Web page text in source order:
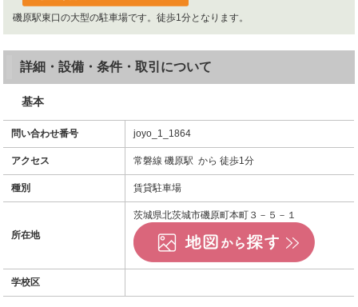
磯原駅東口の大型の駐車場です。徒歩1分となります。
詳細・設備・条件・取引について
基本
問い合わせ番号 joyo_1_1864
アクセス 常磐線 磯原駅 から 徒歩1分
種別 賃貸駐車場
所在地
茨城県北茨城市磯原町本町３－５－１
学校区